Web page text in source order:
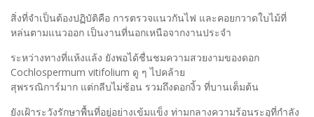
สิ่งที่จำเป็นต้องปฏิบัติคือ การตรวจแนวกันไฟ และคอยกวาดใบไม้ที่
หล่นตามแนวออก เป็นงานที่นอกเหนือจากงานประจำ
ระหว่างทางที่แห้งแล้ง ยังพอได้ชื่นชมความสวยงามของดอก
Cochlospermum vitifolium ดู ๆ ไปคล้าย
สุพรรณิการ์มาก แต่กลีบไม่ซ้อน รวมถึงดอกงิ้ว ที่บานเต็มต้น
ยังเฝ้าระวังรักษาพื้นที่อยู่อย่างเข้มแข็ง ท่ามกลางความร้อนระอุที่กำลัง